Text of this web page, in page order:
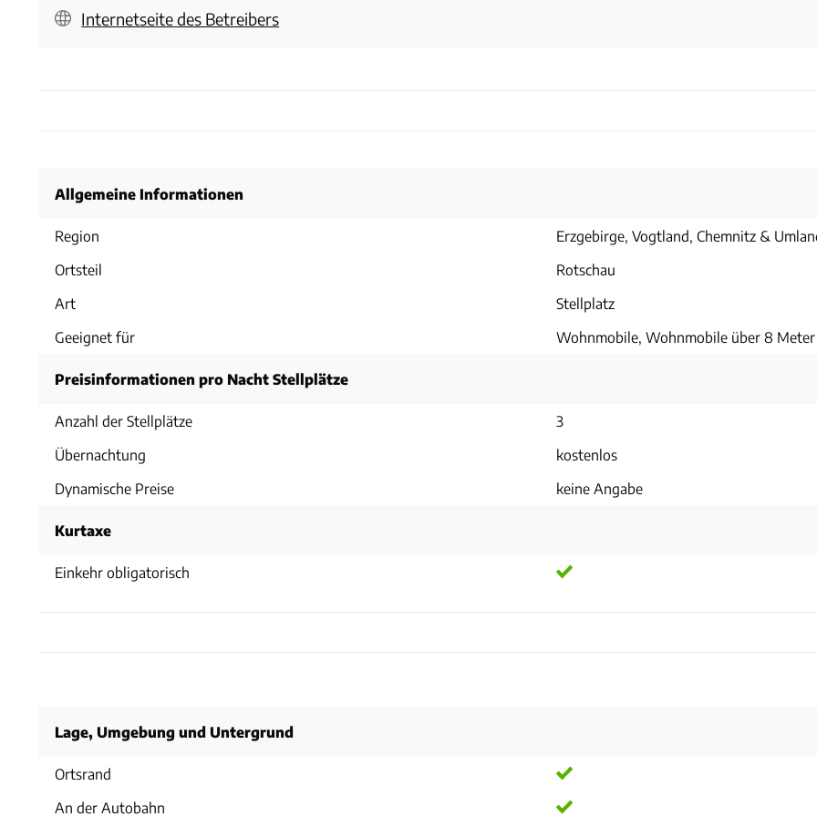
Internetseite des Betreibers
Allgemeine Informationen
Region
Erzgebirge, Vogtland, Chemnitz &
Ortsteil
Rotschau
Art
Stellplatz
Geeignet für
Wohnmobile, Wohnmobile über 8 Meter
Preisinformationen pro Nacht Stellplätze
Anzahl der Stellplätze
3
Übernachtung
kostenlos
Dynamische Preise
keine Angabe
Kurtaxe
Einkehr obligatorisch
Lage, Umgebung und Untergrund
Ortsrand
An der Autobahn